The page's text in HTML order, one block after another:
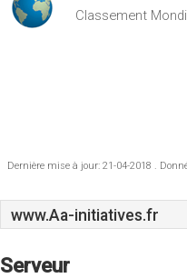
Classement
Dernière mise à jour: 21-04-2018 .
www.Aa-initiatives.fr
Serveur